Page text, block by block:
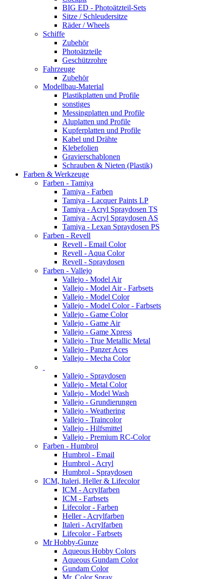
BIG ED - Photoätzteil-Sets
Sitze / Schleudersitze
Räder / Wheels
Schiffe
Zubehör
Photoätzteile
Geschützrohre
Fahrzeuge
Zubehör
Modellbau-Material
Plastikplatten und Profile
sonstiges
Messingplatten und Profile
Aluplatten und Profile
Kupferplatten und Profile
Kabel und Drähte
Klebefolien
Gravierschablonen
Schrauben & Nieten (Plastik)
Farben & Werkzeuge
Farben - Tamiya
Tamiya - Farben
Tamiya - Lacquer Paints LP
Tamiya - Acryl Spraydosen TS
Tamiya - Acryl Spraydosen AS
Tamiya - Lexan Spraydosen PS
Farben - Revell
Revell - Email Color
Revell - Aqua Color
Revell - Spraydosen
Farben - Vallejo
Vallejo - Model Air
Vallejo - Model Air - Farbsets
Vallejo - Model Color
Vallejo - Model Color - Farbsets
Vallejo - Game Color
Vallejo - Game Air
Vallejo - Game Xpress
Vallejo - True Metallic Metal
Vallejo - Panzer Aces
Vallejo - Mecha Color
Vallejo - Spraydosen
Vallejo - Metal Color
Vallejo - Model Wash
Vallejo - Grundierungen
Vallejo - Weathering
Vallejo - Traincolor
Vallejo - Hilfsmittel
Vallejo - Premium RC-Color
Farben - Humbrol
Humbrol - Email
Humbrol - Acryl
Humbrol - Spraydosen
ICM, Italeri, Heller & Lifecolor
ICM - Acrylfarben
ICM - Farbsets
Lifecolor - Farben
Heller - Acrylfarben
Italeri - Acrylfarben
Lifecolor - Farbsets
Mr Hobby-Gunze
Aqueous Hobby Colors
Aqueous Gundam Color
Gundam Color
Mr. Color Spray